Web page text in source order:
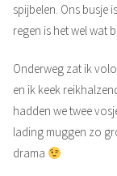
spijbelen. Ons busje
regen is het wel wat
Onderweg zat ik
en ik keek
hadden we twee
lading muggen zo
drama